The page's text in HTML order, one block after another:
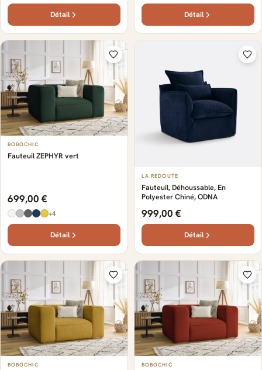
Détail Détail
BOBOCHIC
Fauteuil ZEPHYR vert
699,00 €
+4
Détail
LA REDOUTE
Fauteuil, Déhoussable, En
Polyester Chiné, ODNA
999,00 €
Détail
BOBOCHIC BOBOCHIC